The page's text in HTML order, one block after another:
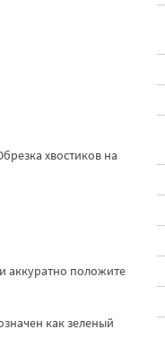
хвостиков на
аккуратно положите
как зеленый